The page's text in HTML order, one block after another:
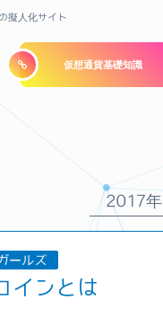
擬人化サイト
仮想通貨基礎知識
2017年
ールズ
インとは